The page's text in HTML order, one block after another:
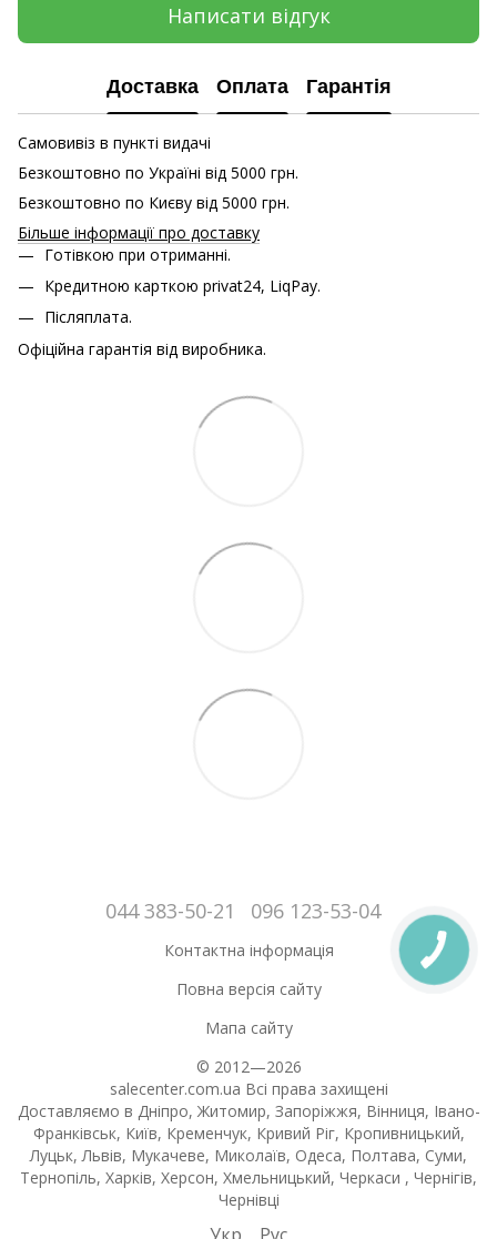
Написати відгук
Доставка Оплата Гарантія
Самовивіз в пункті видачі
Безкоштовно по Україні від 5000 грн.
Безкоштовно по Києву від 5000 грн.
Більше інформації про доставку
Готівкою при отриманні.
Кредитною карткою privat24, LiqPay.
Післяплата.
Офіційна гарантія від виробника.
044 383-50-21 096 123-53-04
Контактна інформація
Повна версія сайту
Мапа сайту
© 2012—2026
salecenter.com.ua Всі права захищені
Доставляємо в Дніпро, Житомир, Запоріжжя, Вінниця, Івано-
Франківськ, Київ, Кременчук, Кривий Ріг, Кропивницький,
Луцьк, Львів, Мукачеве, Миколаїв, Одеса, Полтава, Суми,
Тернопіль, Харків, Херсон, Хмельницький, Черкаси , Чернігів,
Чернівці